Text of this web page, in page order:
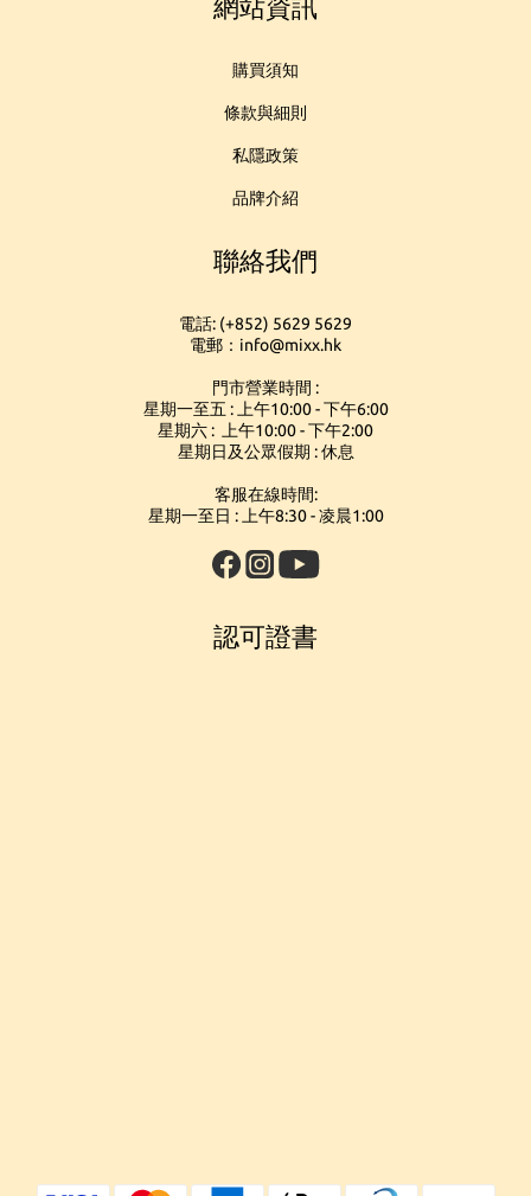
網站資訊
購買須知
條款與細則
私隱政策
品牌介紹
聯絡我們
電話: (+852) 5629 5629
電郵：info@mixx.hk
門市營業時間 :
星期一至五 : 上午10:00 - 下午6:00
星期六 : 上午10:00 - 下午2:00
星期日及公眾假期 : 休息
客服在線時間:
星期一至日 : 上午8:30 - 凌晨1:00
認可證書